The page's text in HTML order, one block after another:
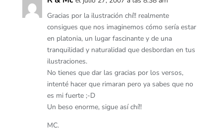
Gracias por la ilustración chí!! realmente
consigues que nos imaginemos cómo sería estar
en platonia, un lugar fascinante y de una
tranquilidad y naturalidad que desbordan en tus
ilustraciones.
No tienes que dar las gracias por los versos,
intenté hacer que rimaran pero ya sabes que no
es mi fuerte ;-D
Un beso enorme, sigue así chí!!
MC.